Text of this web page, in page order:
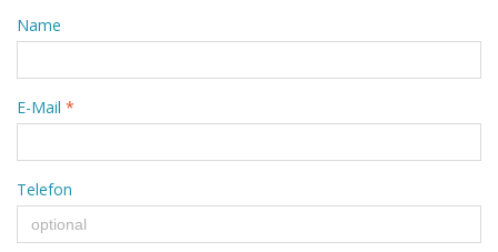
Name
E-Mail *
Telefon